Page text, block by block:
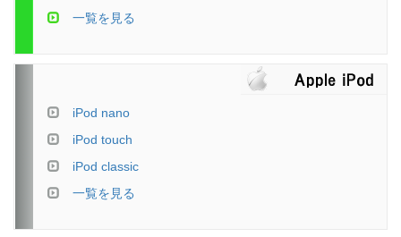
一覧を見る
iPod nano
iPod touch
iPod classic
一覧を見る